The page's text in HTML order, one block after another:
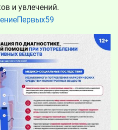
и увлечений.